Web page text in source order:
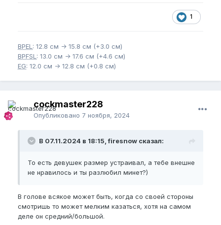
1
BPEL : 12.8 см -> 15.8 см (+3.0 см)
BPFSL : 13.0 см -> 17.6 см (+4.6 см)
EG: 12.0 см -> 12.8 см (+0.8 см)
cockmaster228
Опубликовано 7 ноября, 2024
В 07.11.2024 в 18:15, firesnow сказал:
То есть девушек размер устраивал, а тебе внешне
не нравилось и ты разлюбил минет?)
В голове всякое может быть, когда со своей стороны
смотришь то может мелким казаться, хотя на самом
деле он средний/большой.